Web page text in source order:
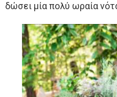
δώσει μία πολύ ωραία